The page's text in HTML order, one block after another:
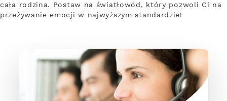
cała rodzina. Postaw na światłowód, który pozwoli Ci na
przeżywanie emocji w najwyższym standardzie!